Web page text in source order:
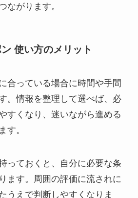
ながります。
使い方のメリット
合っている場合に時間や手間
。情報を整理して選べば、必
すくなり、迷いながら進める
す。
っておくと、自分に必要な条
ます。周囲の評価に流されに
うえで判断しやすくなりま